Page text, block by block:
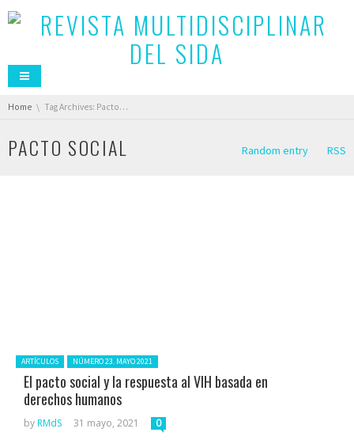
You are here:
Home Tag Archives: Pacto Social
PACTO SOCIAL Random entry RSS
Posted in:
ARTÍCULOS NÚMERO 23. MAYO 2021
El pacto social y la respuesta al VIH basada en
derechos humanos
by RMdS 31 mayo, 2021 0